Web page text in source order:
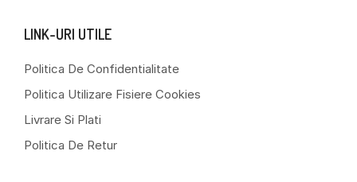
LINK-URI UTILE
Politica De Confidentialitate
Politica Utilizare Fisiere Cookies
Livrare Si Plati
Politica De Retur